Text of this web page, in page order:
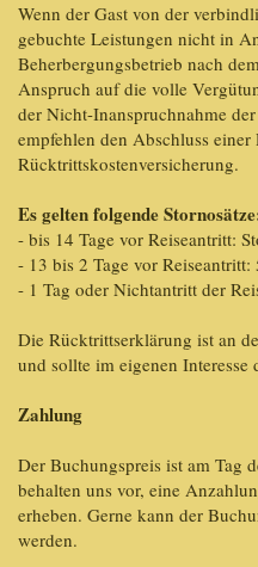
Wenn der Gast von der
gebuchte Leistungen nicht in
Beherbergungsbetrieb nach
Anspruch auf die volle
der Nicht-Inanspruchnahme
empfehlen den Abschluss einer
Rücktrittskostenversicherung.
Es gelten folgende
- bis 14 Tage vor Reiseantritt:
- 13 bis 2 Tage vor Reiseantritt:
- 1 Tag oder Nichtantritt der
Die Rücktrittserklärung ist an
und sollte im eigenen Interesse
Zahlung
Der Buchungspreis ist am Tag
behalten uns vor, eine
erheben. Gerne kann der
werden.